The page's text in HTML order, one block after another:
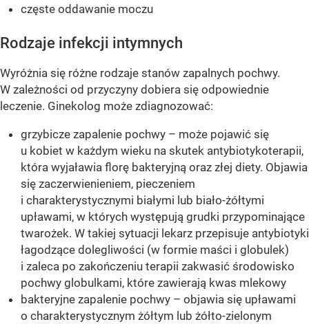
częste oddawanie moczu
Rodzaje infekcji intymnych
Wyróżnia się różne rodzaje stanów zapalnych pochwy.
W zależności od przyczyny dobiera się odpowiednie
leczenie. Ginekolog może zdiagnozować:
grzybicze zapalenie pochwy – może pojawić się
u kobiet w każdym wieku na skutek antybiotykoterapii,
która wyjaławia florę bakteryjną oraz złej diety. Objawia
się zaczerwienieniem, pieczeniem
i charakterystycznymi białymi lub biało-żółtymi
upławami, w których występują grudki przypominające
twarożek. W takiej sytuacji lekarz przepisuje antybiotyki
łagodzące dolegliwości (w formie maści i globulek)
i zaleca po zakończeniu terapii zakwasić środowisko
pochwy globulkami, które zawierają kwas mlekowy
bakteryjne zapalenie pochwy – objawia się upławami
o charakterystycznym żółtym lub żółto-zielonym